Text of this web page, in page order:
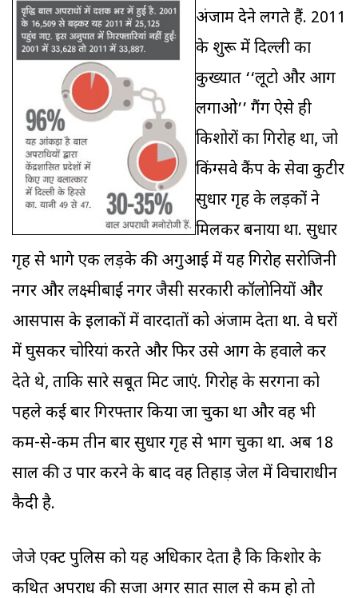
अंजाम देने लगते हैं. 2011
के शुरू में दिल्ली का
कुख्यात ‘‘लूटो और आग
लगाओ’’ गैंग ऐसे ही
किशोरों का गिरोह था, जो
किंग्सवे कैंप के सेवा कुटीर
सुधार गृह के लड़कों ने
मिलकर बनाया था. सुधार
गृह से भागे एक लड़के की अगुआई में यह गिरोह सरोजिनी
नगर और लक्ष्मीबाई नगर जैसी सरकारी कॉलोनियों और
आसपास के इलाकों में वारदातों को अंजाम देता था. वे घरों
में घुसकर चोरियां करते और फिर उसे आग के हवाले कर
देते थे, ताकि सारे सबूत मिट जाएं. गिरोह के सरगना को
पहले कई बार गिरफ्तार किया जा चुका था और वह भी
कम-से-कम तीन बार सुधार गृह से भाग चुका था. अब 18
साल की उम्र पार करने के बाद वह तिहाड़ जेल में विचाराधीन
कैदी है.
जेजे एक्ट पुलिस को यह अधिकार देता है कि किशोर के
कथित अपराध की सजा अगर सात साल से कम हो तो